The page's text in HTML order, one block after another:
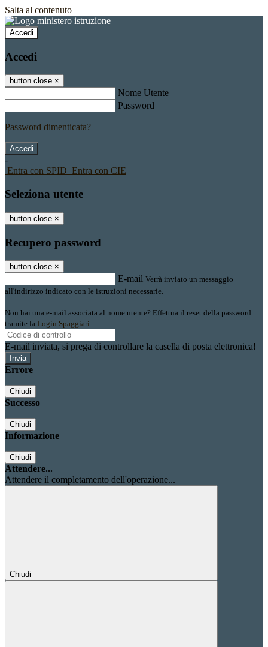
Salta al contenuto
Accedi
Accedi
button close ×
Nome Utente
Password
Password dimenticata?
-
Entra con SPID Entra con CIE
Seleziona utente
button close ×
Recupero password
button close ×
E-mail Verrà inviato un messaggio
all'indirizzo indicato con le istruzioni necessarie.
Non hai una e-mail associata al nome utente? Effettua il reset della password
tramite la Login Spaggiari
E-mail inviata, si prega di controllare la casella di posta elettronica!
Errore
Chiudi
Successo
Chiudi
Informazione
Chiudi
Attendere...
Attendere il completamento dell'operazione...
Chiudi